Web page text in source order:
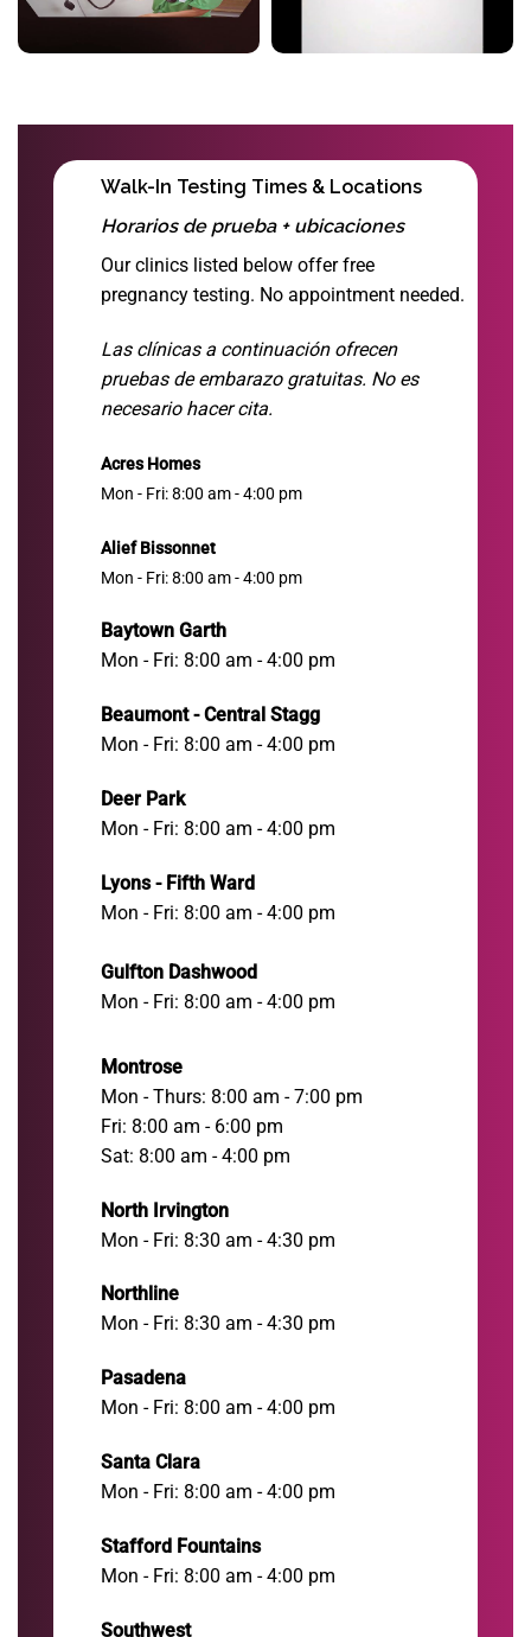
Walk-In Testing Times & Locations
Horarios de prueba + ubicaciones
Our clinics listed below offer free
pregnancy testing. No appointment needed.
Las clínicas a continuación ofrecen
pruebas de embarazo gratuitas. No es
necesario hacer cita.
Acres Homes
Mon - Fri: 8:00 am - 4:00 pm
Alief Bissonnet
Mon - Fri: 8:00 am - 4:00 pm
Baytown Garth
Mon - Fri: 8:00 am - 4:00 pm
Beaumont - Central Stagg
Mon - Fri: 8:00 am - 4:00 pm
Deer Park
Mon - Fri: 8:00 am - 4:00 pm
Lyons - Fifth Ward
Mon - Fri: 8:00 am - 4:00 pm
Gulfton Dashwood
Mon - Fri: 8:00 am - 4:00 pm
Montrose
Mon - Thurs: 8:00 am - 7:00 pm
Fri: 8:00 am - 6:00 pm
Sat: 8:00 am - 4:00 pm
North Irvington
Mon - Fri: 8:30 am - 4:30 pm
Northline
Mon - Fri: 8:30 am - 4:30 pm
Pasadena
Mon - Fri: 8:00 am - 4:00 pm
Santa Clara
Mon - Fri: 8:00 am - 4:00 pm
Stafford Fountains
Mon - Fri: 8:00 am - 4:00 pm
Southwest